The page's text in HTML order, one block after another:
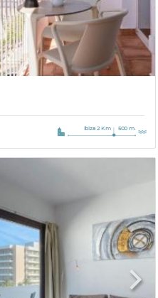
Ibiza 2 Km 500 m.
Next